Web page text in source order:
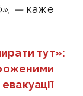
—каже
тут»: